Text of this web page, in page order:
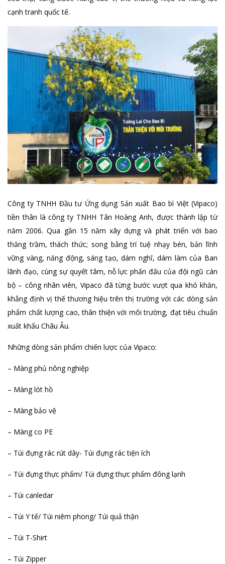
cạnh tranh quốc tế.
Công ty TNHH Đầu tư Ứng dụng Sản xuất Bao bì Việt (Vipaco)
tiền thân là công ty TNHH Tân Hoàng Anh, được thành lập từ
năm 2006. Qua gần 15 năm xây dựng và phát triển với bao
thăng trầm, thách thức; song bằng trí tuệ nhạy bén, bản lĩnh
vững vàng, năng động, sáng tạo, dám nghĩ, dám làm của Ban
lãnh đạo, cùng sự quyết tâm, nỗ lực phấn đấu của đội ngũ cán
bộ – công nhân viên, Vipaco đã từng bước vượt qua khó khăn,
khẳng định vị thế thương hiệu trên thị trường với các dòng sản
phẩm chất lượng cao, thân thiện với môi trường, đạt tiêu chuẩn
xuất khẩu Châu Âu.
Những dòng sản phẩm chiến lược của Vipaco:
– Màng phủ nông nghiệp
– Màng lót hồ
– Màng bảo vệ
– Màng co PE
– Túi đựng rác rút dây- Túi đựng rác tiện ích
– Túi đựng thực phẩm/ Túi đựng thực phẩm đông lạnh
– Túi canledar
– Túi Y tế/ Túi niêm phong/ Túi quả thận
– Túi T-Shirt
– Túi Zipper